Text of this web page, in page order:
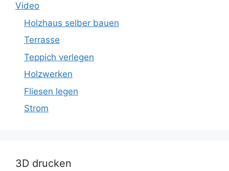
Video
Holzhaus selber bauen
Terrasse
Teppich verlegen
Holzwerken
Fliesen legen
Strom
3D drucken